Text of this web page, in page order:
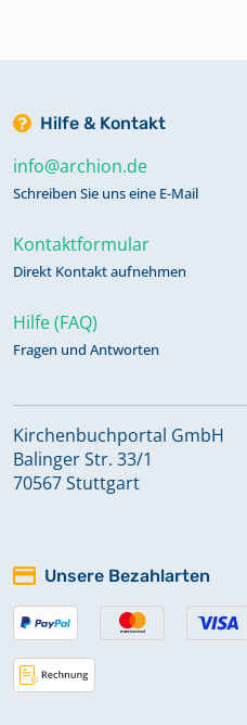
Keine verfügbaren
Taufen 2001-2021
Keine verfügbaren
Taufen;
Taufen;
1742-1810
Taufen;
1845-1879
Hilfe & Kontakt
info@archion.de
Schreiben Sie uns eine E-Mail
Kontaktformular
Direkt Kontakt aufnehmen
Hilfe (FAQ)
Fragen und Antworten
Kirchenbuchportal GmbH
Balinger Str. 33/1
70567 Stuttgart
Unsere Bezahlarten